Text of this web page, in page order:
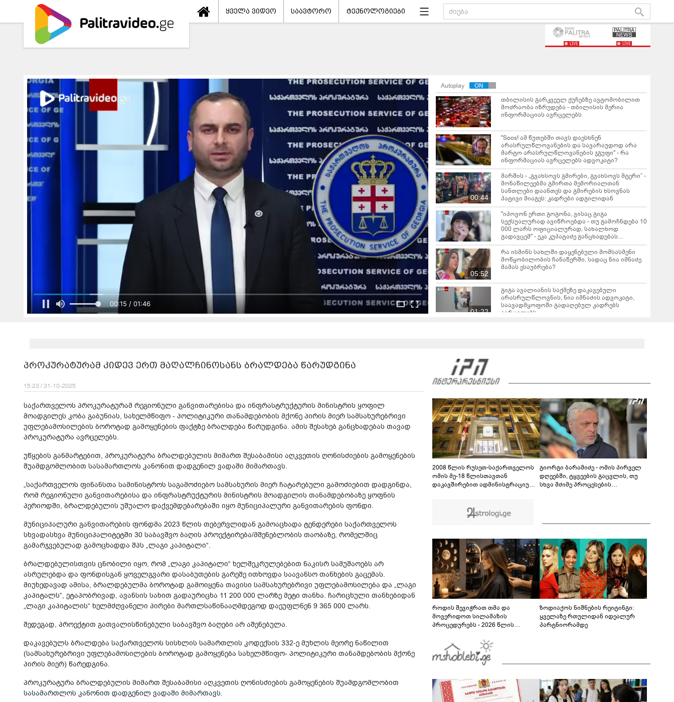
ყველა ვიდეო საავტორო ტექნოლოგიები
LIVE LIVE
00:17 / 01:46
Autoplay
თბილისის გარკვეულ ქუჩებზე ავტომობილით
მოძრაობა იზრუდება - თბილისის მერია
ინფორმაციას ავრცელებს
"Soos! ამ წუთებში თავს დაესხნენ
არასრულწლოვანების და სავარაუდოდ არა
მარტო არასრულწლოვანების ჯგუფი" - რა
ინფორმაციას ავრცელებს ადვოკატი?
00:44
მარშის - „გვახსოვს გმირები, გვახსოვს მტერი” -
მონაწილეებმა გმირთა მემორიალთან
სანთლები დაანთეს და გმირების ხსოვნას
პატივი მიაგეს: კადრები ადგილიდან
"იპოვონ ერთი გოგონა, ვისაც გიგა
სექსუალურად ავიწროებდა - თუ გამოჩნდება 10
000 ლარს ოფიციალურად, სახალხოდ
გადავცემ" - ეკა კუპატაძე განცხადებას
ავრცელებს
05:52
რა ისმინს სახლში დაყენებული მომსასმენი
მოწყობილობის ჩანაწერში, სადაც ნია იმნაძე
მამას ესაუბრება?
01:22
გიგა ავალიანის საქმეზე დაკავებული
არასრულწლოვნის, ნია იმნაძის ადვოკატი,
საავადმყოფოში გადაღებულ კადრებს
ავრცელებს
"მარშრუტკის" მძღოლს"
03:57
"ამ ვიდეოს ნახვის შემდეგ, როდესაც დავურეკე
გურამის დედას ცალსახად განაცხადა..." - რას
ამბობს ადვოკატი ტარიელ კაკაბაძე?
00:29
"- გათა***ბულო, წადი და დაწერე განცხადება
თუ დანაშაულს ჩავდივარ...- მემუქრები?" -
სოციალურ ქსელში სკანდალური კადრები
ვრცელდება
პროკურატურამ კიდევ ერთ მაღალჩინოსანს ბრალდება წარუდგინა
15:23 / 31-10-2025
საქართველოს პროკურატურამ რეგიონული განვითარებისა და ინფრასტრუქტურის მინისტრის ყოფილ
მოადგილეს კობა გაბუნიას, სახელმწიფო - პოლიტიკური თანამდებობის მქონე პირის მიერ სამსახურებრივი
უფლებამოსილების ბოროტად გამოყენების ფაქტზე ბრალდება წარუდგინა. ამის შესახებ განცხადებას თავად
პროკურატურა ავრცელებს.
უწყების განმარტებით, პროკურატურა ბრალდებულის მიმართ შესაბამისი აღკვეთის ღონისძიების გამოყენების
შუამდგომლობით სასამართლოს კანონით დადგენილ ვადაში მიმართავს.
„საქართველოს ფინანსთა სამინისტროს საგამოძიებო სამსახურის მიერ ჩატარებული გამოძიებით დადგინდა,
რომ რეგიონული განვითარებისა და ინფრასტრუქტურის მინისტრის მოადგილის თანამდებობაზე ყოფნის
პერიოდში, ბრალდებულის უშუალო დაქვემდებარებაში იყო მუნიციპალური განვითარების ფონდი.
მუნიციპალური განვითარების ფონდმა 2023 წლის თებერვლიდან გამოაცხადა ტენდერები საქართველოს
სხვადასხვა მუნიციპალიტეტში 30 საბავშვო ბაღის პროექტირება/მშენებლობის თაობაზე, რომელშიც
გამარჯვებულად გამოცხადდა შპს „ლაგი კაპიტალი“.
ბრალდებულისთვის ცნობილი იყო, რომ „ლაგი კაპიტალი“ ხელშეკრულებებით ნაკისრ სამუშაოებს არ
ასრულებდა და ფონდისგან ყოველგვარი დასაბუთების გარეშე ითხოვდა საავანსო თანხების გაცემას.
მიუხედავად ამისა, ბრალდებულმა ბოროტად გამოიყენა თავისი სამსახურებრივი უფლებამოსილება და „ლაგი
კაპიტალს“, ეტაპობრივად, ავანსის სახით გადაურიცხა 11 200 000 ლარზე მეტი თანხა. ჩარიცხული თანხებიდან
„ლაგი კაპიტალის“ ხელმძღვანელი პირები მართლსაწინააღმდეგოდ დაეუფლნენ 9 365 000 ლარს.
შედეგად, პროექტით გათვალისწინებული საბავშვო ბაღები არ აშენებულა.
დაკავებულს ბრალდება საქართველოს სისხლის სამართლის კოდექსის 332-ე მუხლის მეორე ნაწილით
(სამსახურებრივი უფლებამოსილების ბოროტად გამოყენება სახელმწიფო- პოლიტიკური თანამდებობის მქონე
პირის მიერ) წარედგინა.
პროკურატურა ბრალდებულის მიმართ შესაბამისი აღკვეთის ღონისძიების გამოყენების შუამდგომლობით
სასამართლოს კანონით დადგენილ ვადაში მიმართავს.
2008 წლის რუსეთ-საქართველოს
ომის მე-18 წლისთავთან
დაკავშირებით ადმინისტრაციულ
გიორგი ბარამიძე - ომის პირველ
დღეებში, ტყვეების გაცვლის, თუ
სხვა მძიმე პროცესების
ვიცი
როდის შევიჭრათ თმა და
მოვერიდოთ სილამაზის
პროცედურებს - 2026 წლის
გზამკვლევი
ზოდიაქოს ნიშნების რეიტინგი:
ყველაზე რთულიდან იდეალურ
პარტნიორამდე